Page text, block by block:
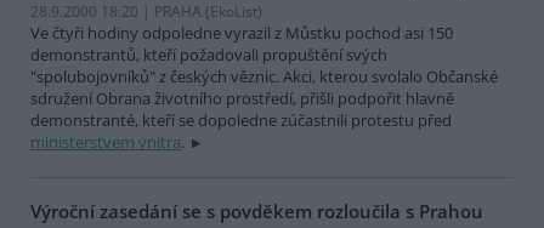
28.9.2000 18:20 | PRAHA (EkoList)
Ve čtyři hodiny odpoledne vyrazil z Můstku pochod asi 150
demonstrantů, kteří požadovali propuštění svých
"spolubojovníků" z českých věznic. Akci, kterou svolalo Občanské
sdružení Obrana životního prostředí, přišli podpořit hlavně
demonstranté, kteří se dopoledne zúčastnili protestu před
ministerstvem vnitra.
Výroční zasedání se s povděkem rozloučila s Prahou